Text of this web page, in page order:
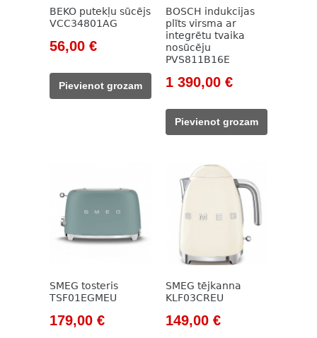
BEKO putekļu sūcējs
VCC34801AG
Original
was:
785,00 €.
56,00 €Current
Pievienot grozam
BOSCH indukcijas
plīts virsma ar
integrētu tvaika
nosūcēju
PVS811B16E
Original
was:
1
1 390,00 €Current
Pievienot grozam
SMEG tosteris
TSF01EGMEU
Original
179,00 €Current
SMEG tējkanna
KLF03CREU
Original
149,00 €Current